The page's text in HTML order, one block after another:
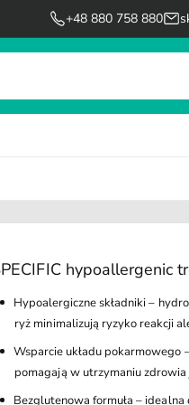
+48 880 758 880
hypoallergenic
Hypoalergiczne składniki –
ryż minimalizują ryzyko reakcji
Wsparcie układu pokarmowego
pomagają w utrzymaniu
Bezglutenowa formuła –